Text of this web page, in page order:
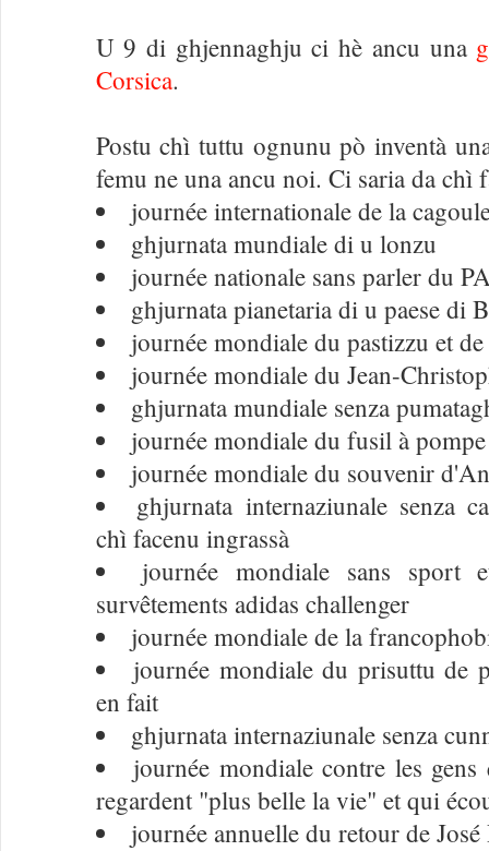
U 9 di ghjennaghju ci hè ancu una
Corsica.
Postu chì tuttu ognunu pò inventà
femu ne una ancu noi. Ci saria da chì
journée internationale de la
ghjurnata mundiale di u lonzu
journée nationale sans parler du
ghjurnata pianetaria di u paese di
journée mondiale du pastizzu et
journée mondiale du Jean-
ghjurnata mundiale senza
journée mondiale du fusil à pompe
journée mondiale du souvenir
ghjurnata internaziunale senza
chì facenu ingrassà
journée mondiale sans
survêtements adidas challenger
journée mondiale de la
journée mondiale du prisuttu de
en fait
ghjurnata internaziunale senza
journée mondiale contre les
regardent "plus belle la vie" et qui
journée annuelle du retour de José